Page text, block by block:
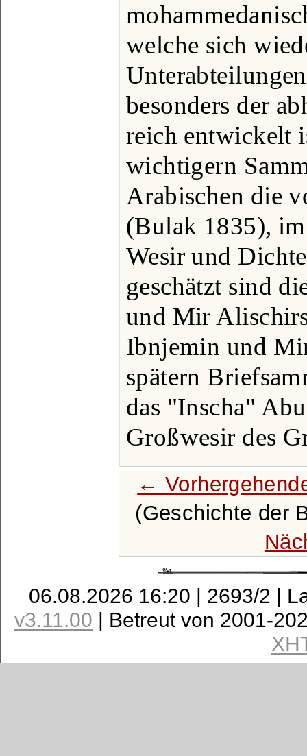
welche sich
besonders der
reich entwickelt
wichtigern
Arabischen die
(Bulak 1835),
Wesir und
geschätzt sind
und Mir
Ibnjemin und
spätern
das "Inscha"
Großwesir des
←
(Geschichte der
06.08.2026 16:20 | 2693/2 |
v3.11.00 | Betreut von 2001-